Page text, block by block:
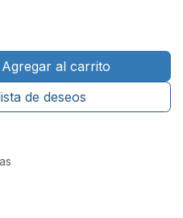
Agregar al carrito
de deseos